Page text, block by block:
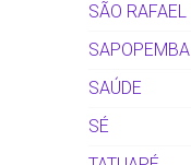
SÃO RAFAEL
SAPOPEMBA
SAÚDE
SÉ